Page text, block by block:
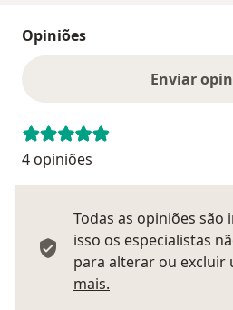
Opiniões
Enviar
4 opiniões
Todas as opiniões
isso os especialistas
para alterar ou excluir
mais.